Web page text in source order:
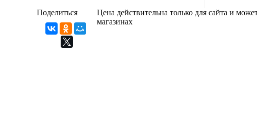
Поделиться
Цена действительна только для сайта и
магазинах